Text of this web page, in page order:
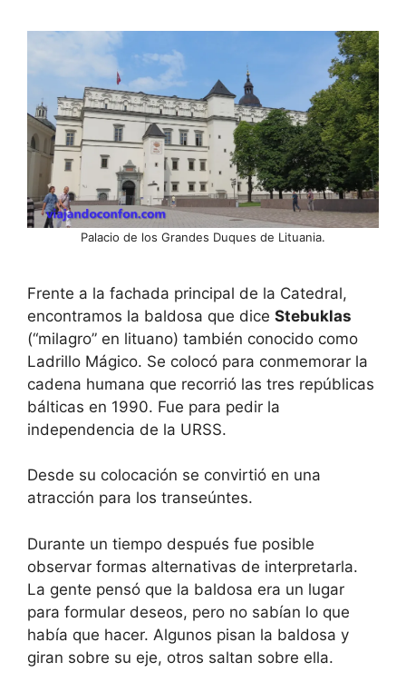
Palacio de los Grandes Duques de Lituania.
Frente a la fachada principal de la Catedral,
encontramos la baldosa que dice Stebuklas
(“milagro” en lituano) también conocido como
Ladrillo Mágico. Se colocó para conmemorar la
cadena humana que recorrió las tres repúblicas
bálticas en 1990. Fue para pedir la
independencia de la URSS.
Desde su colocación se convirtió en una
atracción para los transeúntes.
Durante un tiempo después fue posible
observar formas alternativas de interpretarla.
La gente pensó que la baldosa era un lugar
para formular deseos, pero no sabían lo que
había que hacer. Algunos pisan la baldosa y
giran sobre su eje, otros saltan sobre ella.